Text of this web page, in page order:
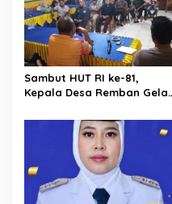
Sambut HUT RI ke-81,
Kepala Desa Remban Gelar
Panitia